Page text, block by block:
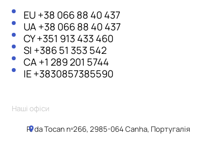
EU +38 066 88 40 437
UA+38 066 88 40 437
CY+351 913 433 460
SI +386 51 353 542
CA+1 289 201 5744
IE+3830857385590
Наші офіси
R. da Tocan nº266, 2985-064 Canha, Португалія